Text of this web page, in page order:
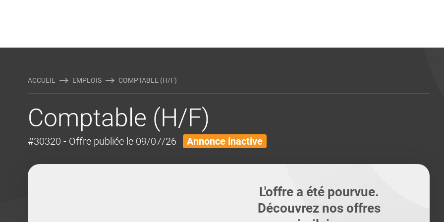
ACCUEIL EMPLOIS COMPTABLE (H/F)
Comptable (H/F)
#30320 - Offre publiée le 09/07/26 Annonce inactive
L'offre a été pourvue.
Découvrez nos offres